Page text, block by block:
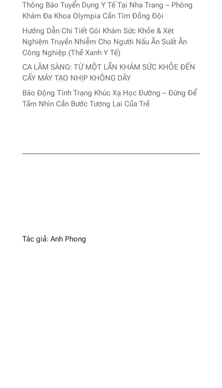
Thông Báo Tuyển Dụng Y Tế Tại Nha Trang – Phòng
Khám Đa Khoa Olympia Cần Tìm Đồng Đội
Hướng Dẫn Chi Tiết Gói Khám Sức Khỏe & Xét
Nghiệm Truyền Nhiễm Cho Người Nấu Ăn Suất Ăn
Công Nghiệp (Thẻ Xanh Y Tế)
CA LÂM SÀNG: TỪ MỘT LẦN KHÁM SỨC KHỎE ĐẾN
CẤY MÁY TẠO NHỊP KHÔNG DÂY
Báo Động Tình Trạng Khúc Xạ Học Đường – Đừng Để
Tầm Nhìn Cản Bước Tương Lai Của Trẻ
Tác giả: Anh Phong